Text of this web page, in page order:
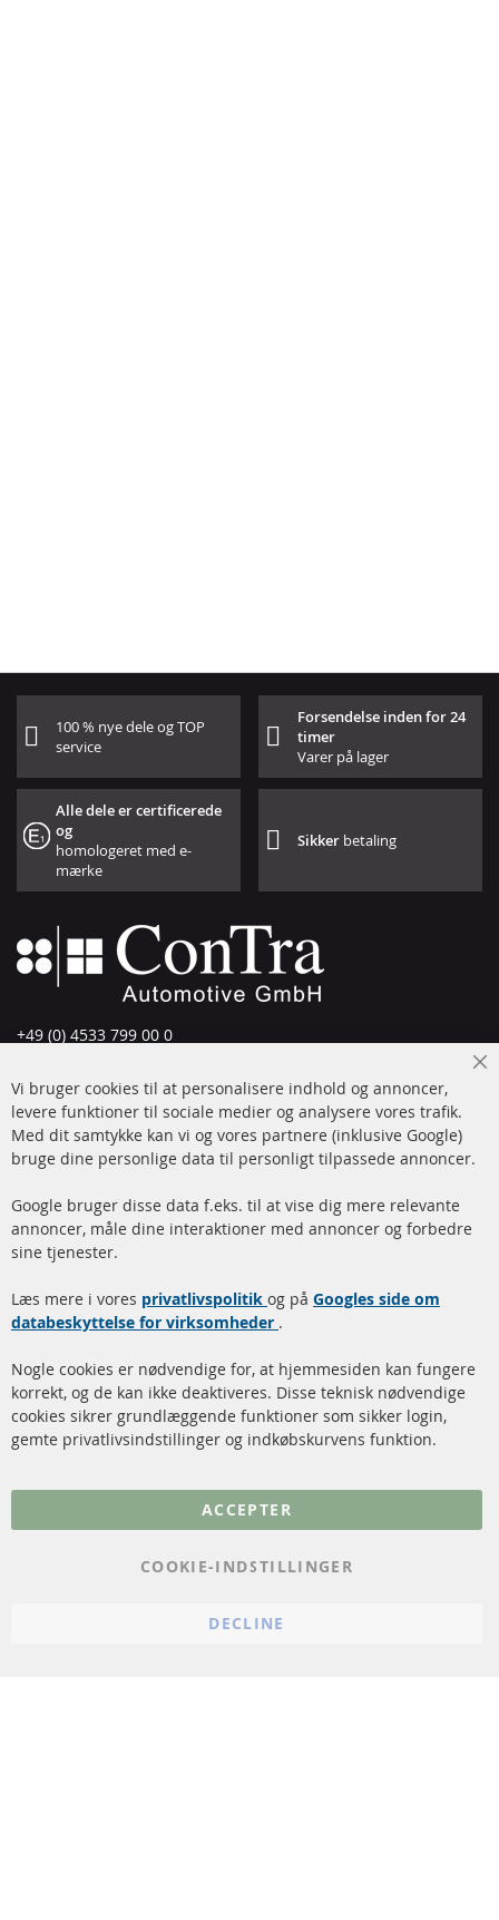
100 % nye dele og TOP
service
Forsendelse inden for 24
timer
Varer på lager
Alle dele er certificerede
og
homologeret med e-
mærke
Sikker betaling
+49 (0) 4533 799 00 0
info@contra-automotive.de
www.contra-automotive.de
Facebook
Instagram
Hurtige links
Dieselpartikelfilter (DPF)
rengøring
Katalysator (KAT)
Sensorer
FAQ
Kundeservice
Betalingsmetoder
Kontakt
Vi bruger cookies til at personalisere indhold og annoncer,
levere funktioner til sociale medier og analysere vores trafik.
Med dit samtykke kan vi og vores partnere (inklusive Google)
bruge dine personlige data til personligt tilpassede annoncer.
Google bruger disse data f.eks. til at vise dig mere relevante
annoncer, måle dine interaktioner med annoncer og forbedre
sine tjenester.
Læs mere i vores privatlivspolitik og på Googles side om
databeskyttelse for virksomheder .
Nogle cookies er nødvendige for, at hjemmesiden kan fungere
korrekt, og de kan ikke deaktiveres. Disse teknisk nødvendige
cookies sikrer grundlæggende funktioner som sikker login,
gemte privatlivsindstillinger og indkøbskurvens funktion.
ACCEPTER
COOKIE-INDSTILLINGER
DECLINE